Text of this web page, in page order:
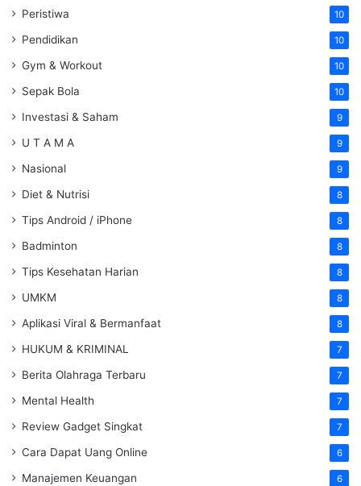
Peristiwa 10
Pendidikan 10
Gym & Workout 10
Sepak Bola 10
Investasi & Saham 9
U T A M A 9
Nasional 9
Diet & Nutrisi 8
Tips Android / iPhone 8
Badminton 8
Tips Kesehatan Harian 8
UMKM 8
Aplikasi Viral & Bermanfaat 8
HUKUM & KRIMINAL 7
Berita Olahraga Terbaru 7
Mental Health 7
Review Gadget Singkat 7
Cara Dapat Uang Online 6
Manajemen Keuangan 6